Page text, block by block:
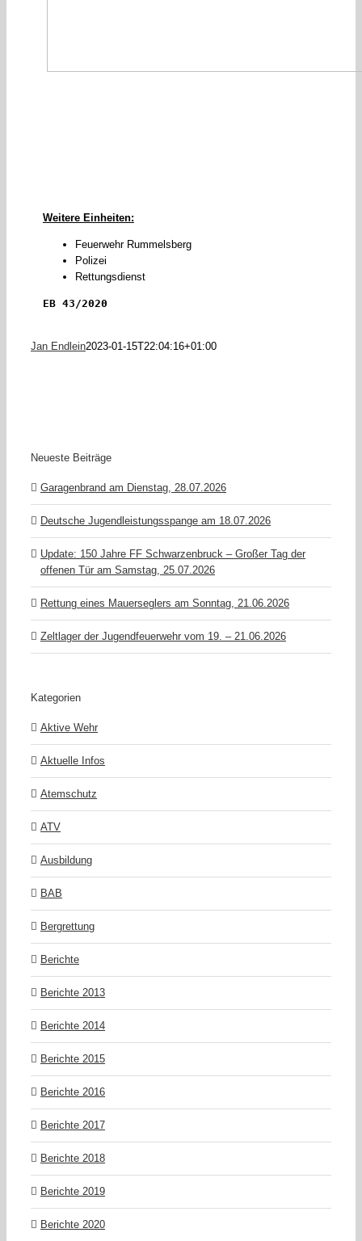
Weitere Einheiten:
Feuerwehr Rummelsberg
Polizei
Rettungsdienst
EB 43/2020
Jan Endlein2023-01-15T22:04:16+01:00
Neueste Beiträge
Garagenbrand am Dienstag, 28.07.2026
Deutsche Jugendleistungsspange am 18.07.2026
Update: 150 Jahre FF Schwarzenbruck – Großer Tag der
offenen Tür am Samstag, 25.07.2026
Rettung eines Mauerseglers am Sonntag, 21.06.2026
Zeltlager der Jugendfeuerwehr vom 19. – 21.06.2026
Kategorien
Aktive Wehr
Aktuelle Infos
Atemschutz
ATV
Ausbildung
BAB
Bergrettung
Berichte
Berichte 2013
Berichte 2014
Berichte 2015
Berichte 2016
Berichte 2017
Berichte 2018
Berichte 2019
Berichte 2020